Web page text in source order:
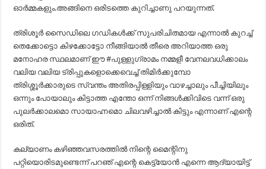
ഓർമ്മകളും.അങ്ങിനെ ഒരിടത്തെ കുറിച്ചാണു പറയുന്നത്‌.
ത്രിശൂർ സൈഡിലെ ഗഡികൾക്ക് സുപരിചിതമായ എന്നാൽ കുറച്ച്
തെക്കോട്ടൊ കിഴക്കോട്ടോ നീങ്ങിയാൽ തീരെ അറിയാത്ത ഒരു
മനോഹര സ്ഥലമാണ് ഈ #പുള്ളുഗ്രാമം നമ്മളീ വേനലവധിക്കാലം
വലിയ വലിയ ട്രിപ്പുകളൊക്കെവെച്ച് തിമിർക്കുമ്പോ
ത്രിശ്ശൂർക്കാരുടെ സ്വന്തം അതിരപ്പിള്ളിയും വാഴച്ചാലും പീച്ചിയിലും
ഒന്നും പോയാലും കിട്ടാത്ത എന്തോ ഒന്ന് നിങ്ങൾക്കിവിടെ വന്ന് ഒരു
പുലർക്കാലമൊ സായാഹ്നമൊ ചിലവഴിച്ചാൽ കിട്ടും എന്നാണ് എന്റെ
ഒരിത്.
കല്യാണം കഴിഞ്ഞവസരത്തിൽ നിന്റെ മൈന്റിനു
പറ്റിയൊരിടമുണ്ടെന്ന് പറഞ് എന്റെ കെട്ട്യോൻ എന്നെ ആദ്യായിട്ട്